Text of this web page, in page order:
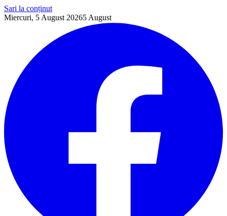
Sari la conținut
Miercuri, 5 August 20265 August